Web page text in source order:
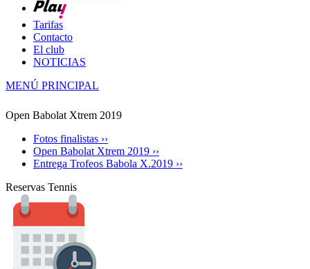
Tarifas
Contacto
El club
NOTICIAS
MENÚ PRINCIPAL
Open Babolat Xtrem 2019
Fotos finalistas ››
Open Babolat Xtrem 2019 ››
Entrega Trofeos Babola X.2019 ››
Reservas Tennis